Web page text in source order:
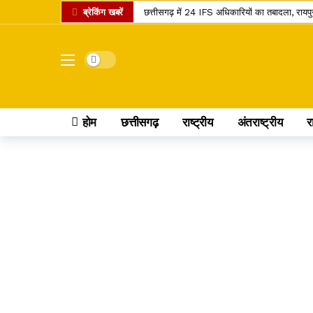
ब्रेकिंग खबरें छत्तीसगढ़ में 24 IFS अधिकारियों का तबादला,
शनि गोचर 2027: मेष राशि में प्रवेश करते ही
इंदिरा गांधी कृषि विश्वविद्यालय का बड़ा फैसला,
छत्तीसगढ़ के यात्रियों के लिए खुशखबरी, 240
Dark mode
होम छत्तीसगढ़ राष्ट्रीय अंतराष्ट्रीय